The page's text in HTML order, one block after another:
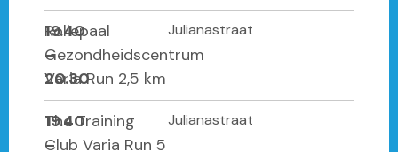
19.40
–
20.30
Rollepaal
Gezondheidscentrum
Varia Run 2,5 km
Julianastraat
19.40
–
The Training
Club Varia Run 5
Julianastraat